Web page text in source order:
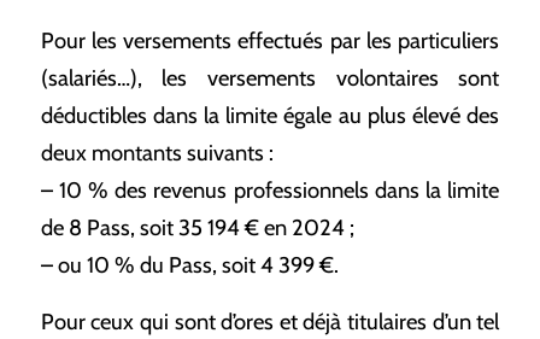
Pour les versements effectués par les particuliers
(salariés…), les versements volontaires sont
déductibles dans la limite égale au plus élevé des
deux montants suivants :
– 10 % des revenus professionnels dans la limite
de 8 Pass, soit 35 194 € en 2024 ;
– ou 10 % du Pass, soit 4 399 €.
Pour ceux qui sont d’ores et déjà titulaires d’un tel